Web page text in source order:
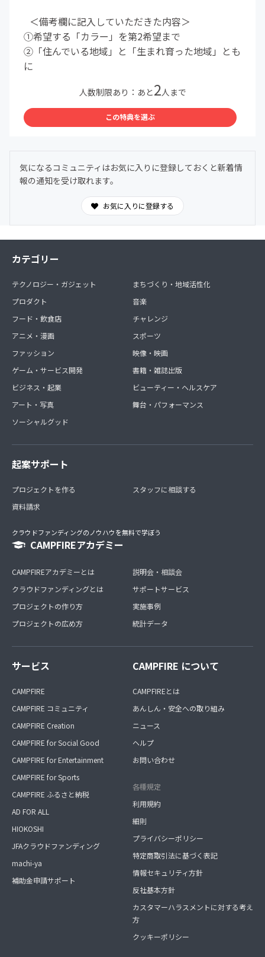
＜備考欄に記入していただきた内容＞
①希望する「カラー」を第2希望まで
②「住んでいる地域」と「生まれ育った地域」とも
に
人数制限あり：あと2人まで
この特典を選ぶ
気になるコミュニティはお気に入りに登録しておくと新着情
報の通知を受け取れます。
お気に入りに登録する
カテゴリー
テクノロジー・ガジェット
プロダクト
フード・飲食店
アニメ・漫画
ファッション
ゲーム・サービス開発
ビジネス・起業
アート・写真
ソーシャルグッド
まちづくり・地域活性化
音楽
チャレンジ
スポーツ
映像・映画
書籍・雑誌出版
ビューティー・ヘルスケア
舞台・パフォーマンス
起案サポート
プロジェクトを作る
資料請求
スタッフに相談する
クラウドファンディングのノウハウを無料で学ぼう
CAMPFIREアカデミー
CAMPFIREアカデミーとは
クラウドファンディングとは
プロジェクトの作り方
プロジェクトの広め方
説明会・相談会
サポートサービス
実施事例
統計データ
サービス
CAMPFIRE
CAMPFIRE コミュニティ
CAMPFIRE Creation
CAMPFIRE for Social Good
CAMPFIRE for Entertainment
CAMPFIRE for Sports
CAMPFIRE ふるさと納税
AD FOR ALL
HIOKOSHI
JFAクラウドファンディング
machi-ya
補助金申請サポート
CAMPFIRE について
CAMPFIREとは
あんしん・安全への取り組み
ニュース
ヘルプ
お問い合わせ
各種規定
利用規約
細則
プライバシーポリシー
特定商取引法に基づく表記
情報セキュリティ方針
反社基本方針
カスタマーハラスメントに対する考え
方
クッキーポリシー